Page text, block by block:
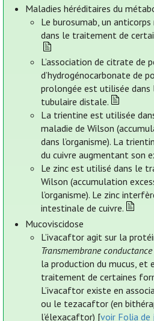
Maladies héréditaires du
Le burosumab, un
dans le traitement de
L’association de citrate de
d’hydrogénocarbonate de
prolongée est utilisée dans
tubulaire distale.
La trientine est utilisée
maladie de Wilson
dans l’organisme). La
du cuivre augmentant son
Le zinc est utilisé dans le
Wilson (accumulation
l’organisme). Le zinc
intestinale de cuivre.
Mucoviscidose
L’ivacaftor agit sur la
Transmembrane
la production du mucus, et
traitement de certaines
L’ivacaftor existe en
ou le tezacaftor (en
l’élexacaftor) [voir Folia